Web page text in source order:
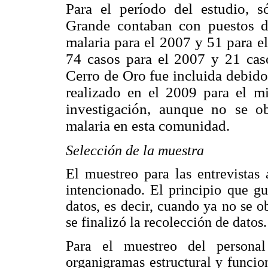
Para el período del estudio,
Grande contaban con puestos
malaria para el 2007 y 51 para
74 casos para el 2007 y 21
Cerro de Oro fue incluida
realizado en el 2009 para el
investigación, aunque no se
malaria en esta comunidad.
Selección de la muestra
El muestreo para las
intencionado. El principio que
datos, es decir, cuando ya no se
se finalizó la recolección de datos.
Para el muestreo del
organigramas estructural y